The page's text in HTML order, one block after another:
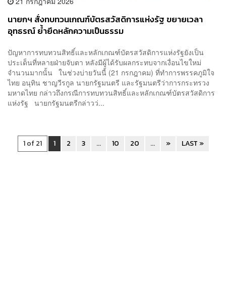
นายกฯ สั่งทบทวนเกณฑ์บัตรสวัสดิการแห่งรัฐ ขยายเวลา
อุทธรณ์ ย้ำยึดหลักความเป็นธรรม
ปัญหาการทบทวนสิทธิ์และหลักเกณฑ์บัตรสวัสดิการแห่งรัฐยังเป็น
ประเด็นที่หลายฝ่ายจับตา หลังมีผู้ได้รับผลกระทบจากเงื่อนไขใหม่
จำนวนมากนั้น ในช่วงบ่ายวันนี้ (21 กรกฎาคม) ที่ทำการพรรคภูมิใจ
ไทย อนุทิน ชาญวีรกูล นายกรัฐมนตรี และรัฐมนตรีว่าการกระทรวง
มหาดไทย กล่าวถึงกรณีการทบทวนสิทธิ์และหลักเกณฑ์บัตรสวัสดิการ
แห่งรัฐ นายกรัฐมนตรีกล่าวว่...
1 of 21 1 2 3 ... 10 20 ... » LAST »